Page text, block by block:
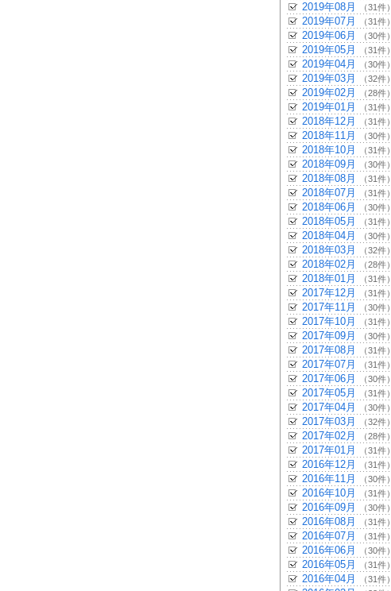
2019年08月 （31件）
2019年07月 （31件）
2019年06月 （30件）
2019年05月 （31件）
2019年04月 （30件）
2019年03月 （32件）
2019年02月 （28件）
2019年01月 （31件）
2018年12月 （31件）
2018年11月 （30件）
2018年10月 （31件）
2018年09月 （30件）
2018年08月 （31件）
2018年07月 （31件）
2018年06月 （30件）
2018年05月 （31件）
2018年04月 （30件）
2018年03月 （32件）
2018年02月 （28件）
2018年01月 （31件）
2017年12月 （31件）
2017年11月 （30件）
2017年10月 （31件）
2017年09月 （30件）
2017年08月 （31件）
2017年07月 （31件）
2017年06月 （30件）
2017年05月 （31件）
2017年04月 （30件）
2017年03月 （32件）
2017年02月 （28件）
2017年01月 （31件）
2016年12月 （31件）
2016年11月 （30件）
2016年10月 （31件）
2016年09月 （30件）
2016年08月 （31件）
2016年07月 （31件）
2016年06月 （30件）
2016年05月 （31件）
2016年04月 （31件）